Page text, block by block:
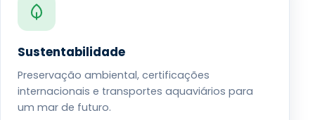
Sustentabilidade
Preservação ambiental, certificações
internacionais e transportes aquaviários para
um mar de futuro.